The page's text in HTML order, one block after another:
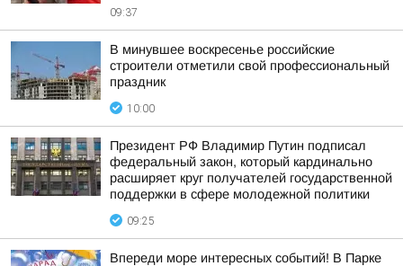
09:37
В минувшее воскресенье российские
строители отметили свой профессиональный
праздник
10:00
Президент РФ Владимир Путин подписал
федеральный закон, который кардинально
расширяет круг получателей государственной
поддержки в сфере молодежной политики
09:25
Впереди море интересных событий! В Парке